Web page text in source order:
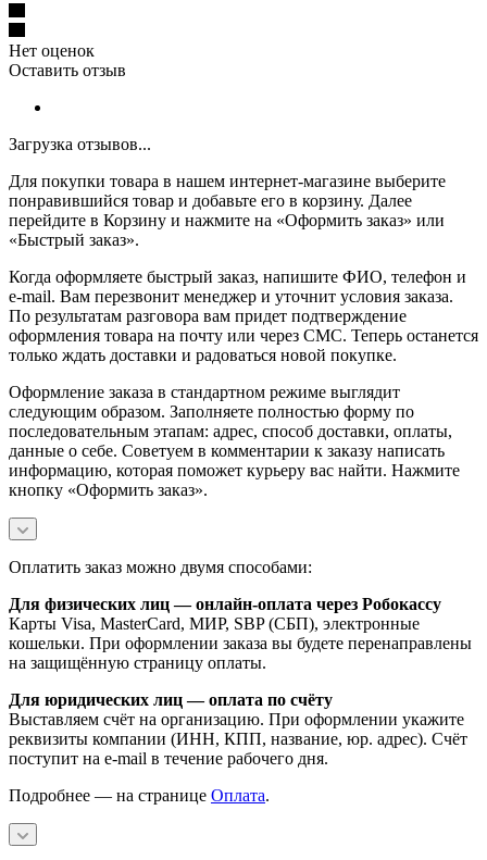
Нет оценок
Оставить отзыв
Загрузка отзывов...
Для покупки товара в нашем интернет-магазине выберите
понравившийся товар и добавьте его в корзину. Далее
перейдите в Корзину и нажмите на «Оформить заказ» или
«Быстрый заказ».
Когда оформляете быстрый заказ, напишите ФИО, телефон и
e-mail. Вам перезвонит менеджер и уточнит условия заказа.
По результатам разговора вам придет подтверждение
оформления товара на почту или через СМС. Теперь останется
только ждать доставки и радоваться новой покупке.
Оформление заказа в стандартном режиме выглядит
следующим образом. Заполняете полностью форму по
последовательным этапам: адрес, способ доставки, оплаты,
данные о себе. Советуем в комментарии к заказу написать
информацию, которая поможет курьеру вас найти. Нажмите
кнопку «Оформить заказ».
Оплатить заказ можно двумя способами:
Для физических лиц — онлайн-оплата через Робокассу
Карты Visa, MasterCard, МИР, SBP (СБП), электронные
кошельки. При оформлении заказа вы будете перенаправлены
на защищённую страницу оплаты.
Для юридических лиц — оплата по счёту
Выставляем счёт на организацию. При оформлении укажите
реквизиты компании (ИНН, КПП, название, юр. адрес). Счёт
поступит на e-mail в течение рабочего дня.
Подробнее — на странице Оплата.